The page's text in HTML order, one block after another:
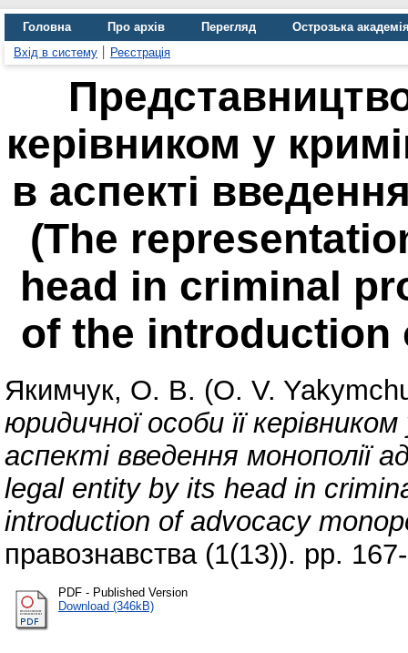
Головна Про архів Перегляд
Острозька
Вхід в систему
Реєстрація
керівником у
в аспекті
(The
head in criminal
of the introduction
Якимчук, О. В. (O. V.
юридичної особи її
аспекті введення монополії
legal entity by its head in
introduction of advocacy
правознавства (1(13)). pp.
PDF - Published Version
Download (346kB)